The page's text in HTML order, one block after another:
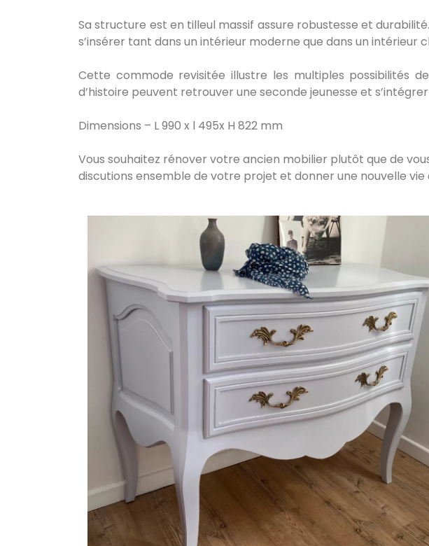
Sa structure est en tilleul massif assure robustesse et
s’insérer tant dans un intérieur moderne que dans un intérieur
Cette commode revisitée illustre les multiples possibilités
d’histoire peuvent retrouver une seconde jeunesse et
Dimensions – L 990 x l 495x H 822 mm
Vous souhaitez rénover votre ancien mobilier plutôt que de
discutions ensemble de votre projet et donner une nouvelle vie